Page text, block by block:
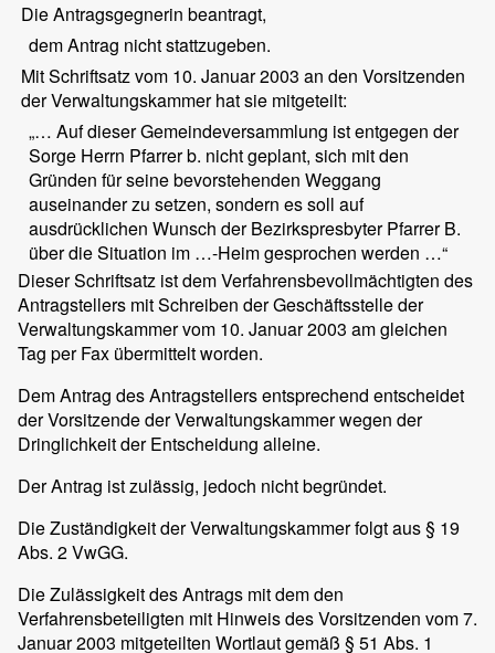
Die Antragsgegnerin beantragt,
dem Antrag nicht stattzugeben.
Mit Schriftsatz vom 10. Januar 2003 an den Vorsitzenden
der Verwaltungskammer hat sie mitgeteilt:
„… Auf dieser Gemeindeversammlung ist entgegen der
Sorge Herrn Pfarrer b. nicht geplant, sich mit den
Gründen für seine bevorstehenden Weggang
auseinander zu setzen, sondern es soll auf
ausdrücklichen Wunsch der Bezirkspresbyter Pfarrer B.
über die Situation im …-Heim gesprochen werden …“
Dieser Schriftsatz ist dem Verfahrensbevollmächtigten des
Antragstellers mit Schreiben der Geschäftsstelle der
Verwaltungskammer vom 10. Januar 2003 am gleichen
Tag per Fax übermittelt worden.
Dem Antrag des Antragstellers entsprechend entscheidet
der Vorsitzende der Verwaltungskammer wegen der
Dringlichkeit der Entscheidung alleine.
Der Antrag ist zulässig, jedoch nicht begründet.
Die Zuständigkeit der Verwaltungskammer folgt aus § 19
Abs. 2 VwGG.
Die Zulässigkeit des Antrags mit dem den
Verfahrensbeteiligten mit Hinweis des Vorsitzenden vom 7.
Januar 2003 mitgeteilten Wortlaut gemäß § 51 Abs. 1